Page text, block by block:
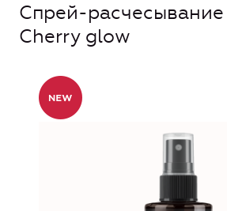
Спрей-расчесывание
Cherry glow